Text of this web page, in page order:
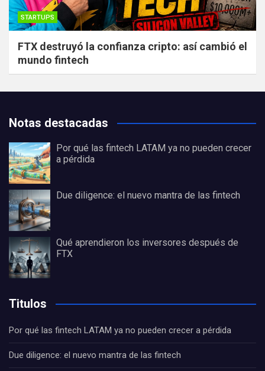
STARTUPS
FTX destruyó la confianza cripto: así cambió el
mundo fintech
Notas destacadas
Por qué las fintech LATAM ya no pueden crecer
a pérdida
Due diligence: el nuevo mantra de las fintech
Qué aprendieron los inversores después de
FTX
Titulos
Por qué las fintech LATAM ya no pueden crecer a pérdida
Due diligence: el nuevo mantra de las fintech